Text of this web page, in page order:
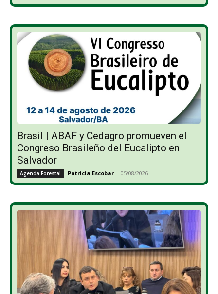
Brasil | ABAF y Cedagro promueven el
Congreso Brasileño del Eucalipto en
Salvador
Agenda Forestal Patricia Escobar - 05/08/2026